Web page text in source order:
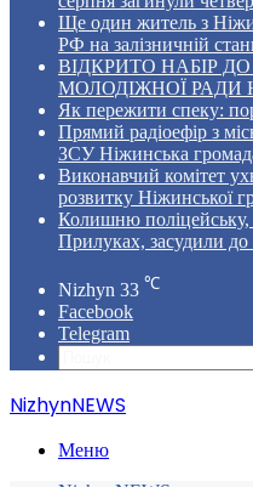
Ще один житель з
РФ на залізничній
ВІДКРИТО НАБІР
МОЛОДІЖНОЇ РАДИ
Як пережити спеку:
Прямий радіоефір з
ЗСУ Ніжинська
Виконавчий комітет
розвитку Ніжинської
Колишню поліцейську,
Прилуках, засудили до
Nizhyn 33 ℃
Facebook
Telegram
NizhynNEWS
Меню